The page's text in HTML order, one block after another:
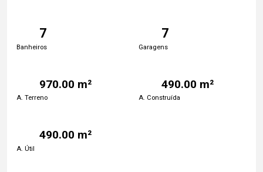
7
Banheiros
7
Garagens
970.00 m²
A. Terreno
490.00 m²
A. Construída
490.00 m²
A. Útil